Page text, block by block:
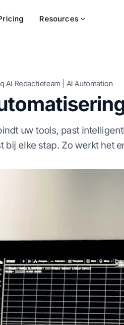
Resources
AI Redactieteam AI Automation
uw tools, past
bij elke stap. Zo werkt het